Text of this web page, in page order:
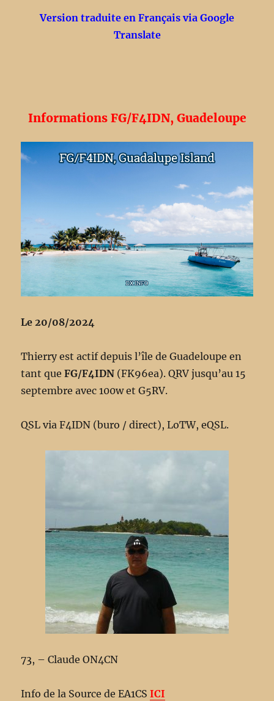
Version traduite en Français via Google
Translate
Informations FG/F4IDN, Guadeloupe
Le 20/08/2024
Thierry est actif depuis l’île de Guadeloupe en
tant queFG/F4IDN (FK96ea). QRV jusqu’au 15
septembre avec 100w et G5RV.
QSL via F4IDN (buro / direct), LoTW, eQSL.
73, – Claude ON4CN
Info de la Source de EA1CSICI